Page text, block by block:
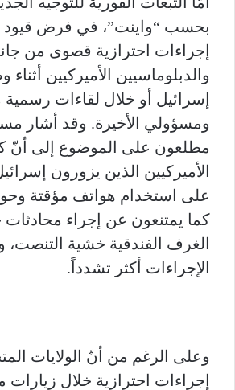
بحسب “واينت”، في فرض قيود
إجراءات احترازية قصوى من
والدبلوماسيين الأميركيين
إسرائيل أو خلال لقاءات
ومسؤولي الأخيرة. وقد أشار
مطلعون على الموضوع إلى أنّ
الأميركيين الذين يزورون
على استخدام هواتف مؤقتة
كما يمتنعون عن إجراء
الغرف الفندقية خشية التنصت،
الإجراءات أكثر تشدداً.
وعلى الرغم من أنّ الولايات
إجراءات احترازية خلال زيارات